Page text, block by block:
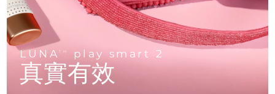
LUNATM play smart 2
真實有效
ESPADA™ 設備
All acne treatment devices
眼部護理設備
All revitalizing eye massagers
KIWI™ 皮肤护理
Advanced pore care essentials
LUNA™ Dual-Peptide Scalp
For healthy hair
issa™ Teeth Whitening Gel
18% PAP
護膚品 男士
曼島
以色列 預計送達日期8/13/26
義大利